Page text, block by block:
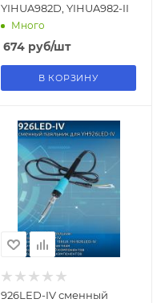
YIHUA982D, YIHUA982-II
Много
674руб/шт
В КОРЗИНУ
926LED-IV сменный